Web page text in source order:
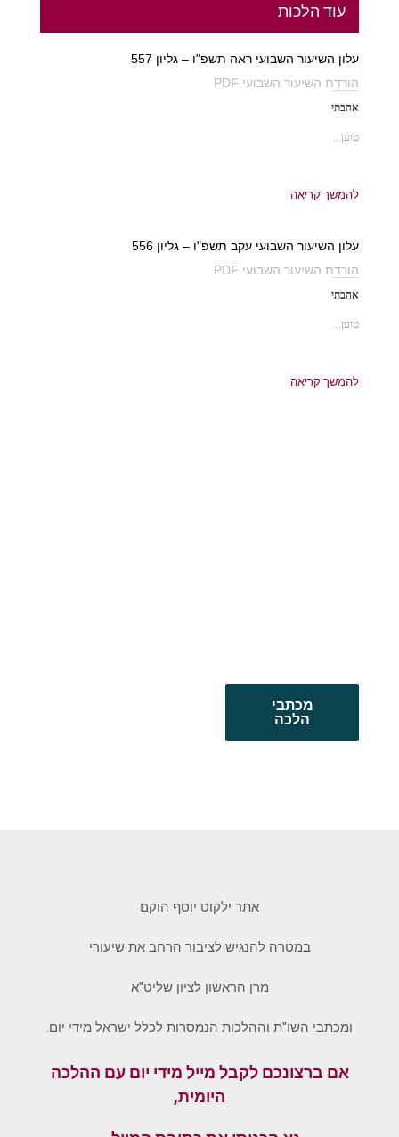
עוד הלכות
עלון השיעור השבועי ראה תשפ"ו – גליון 557
הורדת השיעור השבועי PDF
אהבתי
טוען...
להמשך קריאה
עלון השיעור השבועי עקב תשפ"ו – גליון 556
הורדת השיעור השבועי PDF
אהבתי
טוען...
להמשך קריאה
מכתבי
הלכה
אתר ילקוט יוסף הוקם
במטרה להנגיש לציבור הרחב את שיעורי
מרן הראשון לציון שליט"א
ומכתבי השו"ת וההלכות הנמסרות לכלל ישראל מידי יום.
אם ברצונכם לקבל מייל מידי יום עם ההלכה
היומית,